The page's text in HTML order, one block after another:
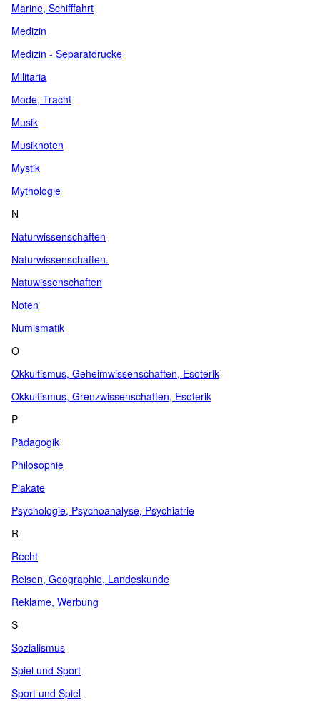
Marine, Schifffahrt
Medizin
Medizin - Separatdrucke
Militaria
Mode, Tracht
Musik
Musiknoten
Mystik
Mythologie
N
Naturwissenschaften
Naturwissenschaften.
Natuwissenschaften
Noten
Numismatik
O
Okkultismus, Geheimwissenschaften, Esoterik
Okkultismus, Grenzwissenschaften, Esoterik
P
Pädagogik
Philosophie
Plakate
Psychologie, Psychoanalyse, Psychiatrie
R
Recht
Reisen, Geographie, Landeskunde
Reklame, Werbung
S
Sozialismus
Spiel und Sport
Sport und Spiel